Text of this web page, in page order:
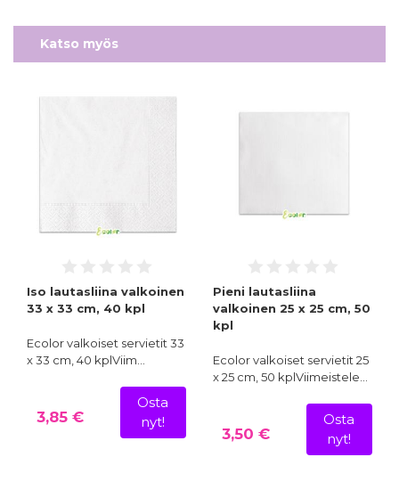
Katso myös
Iso lautasliina valkoinen
33 x 33 cm, 40 kpl
Ecolor valkoiset servietit 33
x 33 cm, 40 kplViim…
3,85 €
Osta
nyt!
Pieni lautasliina
valkoinen 25 x 25 cm, 50
kpl
Ecolor valkoiset servietit 25
x 25 cm, 50 kplViimeistele…
3,50 €
Osta
nyt!